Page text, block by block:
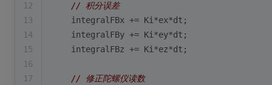
12
// 积分误差
13
    integralFBx += Ki*ex*dt;
14
    integralFBy += Ki*ey*dt;
15
    integralFBz += Ki*ez*dt;
16
17
// 修正陀螺仪读数